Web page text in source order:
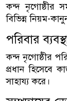
কন্দ নৃগোষ্ঠীর
বিভিন্ন নিয়ম-
পরিবার
কন্দ নৃগোষ্ঠীর
প্রধান হিসেবে
সাহায্য করে।